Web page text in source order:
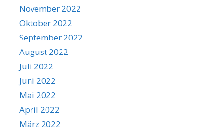
November 2022
Oktober 2022
September 2022
August 2022
Juli 2022
Juni 2022
Mai 2022
April 2022
März 2022